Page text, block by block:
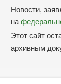
Новости,
на
Этот сайт
архивным